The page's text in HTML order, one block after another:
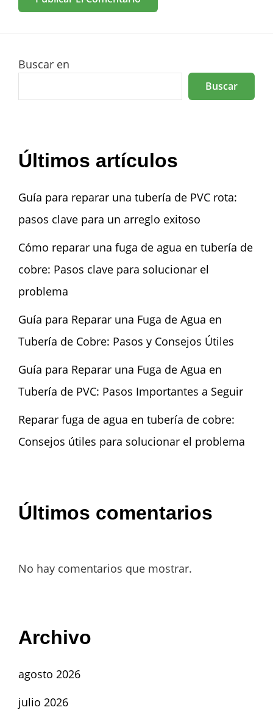
Buscar en
Buscar
Últimos artículos
Guía para reparar una tubería de PVC rota:
pasos clave para un arreglo exitoso
Cómo reparar una fuga de agua en tubería de
cobre: Pasos clave para solucionar el
problema
Guía para Reparar una Fuga de Agua en
Tubería de Cobre: Pasos y Consejos Útiles
Guía para Reparar una Fuga de Agua en
Tubería de PVC: Pasos Importantes a Seguir
Reparar fuga de agua en tubería de cobre:
Consejos útiles para solucionar el problema
Últimos comentarios
No hay comentarios que mostrar.
Archivo
agosto 2026
julio 2026